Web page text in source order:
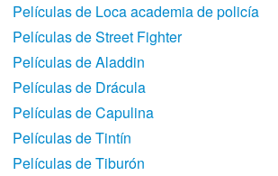
Películas de Loca academia de policí­a
Películas de Street Fighter
Películas de Aladdin
Películas de Drácula
Películas de Capulina
Películas de Tintín
Películas de Tiburón